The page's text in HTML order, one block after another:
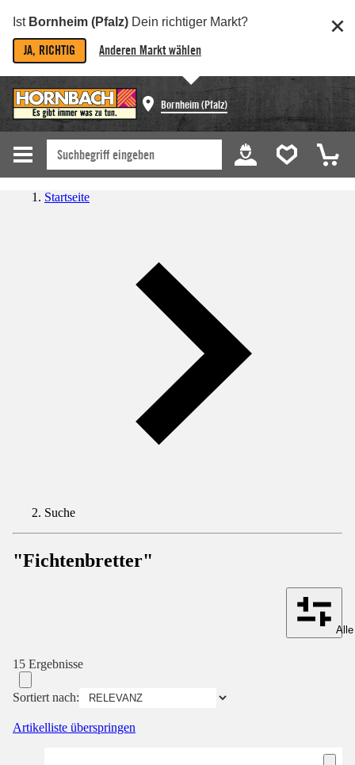
Ist Bornheim (Pfalz) Dein richtiger Markt?
JA, RICHTIG Anderen Markt wählen
Bornheim (Pfalz)
Startseite
Suche
"Fichtenbretter"
15 Ergebnisse
Sortiert nach:
Artikelliste überspringen